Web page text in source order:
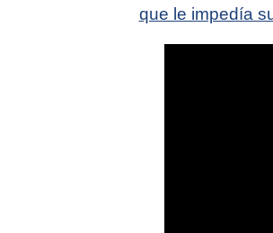
que le impedía